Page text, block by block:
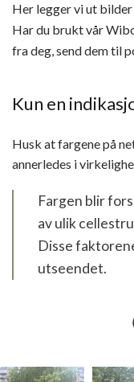
Her legger vi ut
Har du brukt vår
fra deg, send dem til
Kun en
Husk at fargene på
annerledes i
Fargen blir
av ulik
Disse
utseendet.